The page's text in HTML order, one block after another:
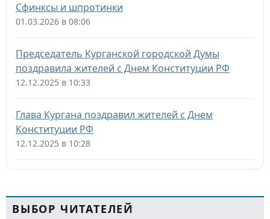
Сфинксы и шпротинки
01.03.2026 в 08:06
Председатель Курганской городской Думы
поздравила жителей с Днем Конституции РФ
12.12.2025 в 10:33
Глава Кургана поздравил жителей с Днем
Конституции РФ
12.12.2025 в 10:28
ВЫБОР ЧИТАТЕЛЕЙ